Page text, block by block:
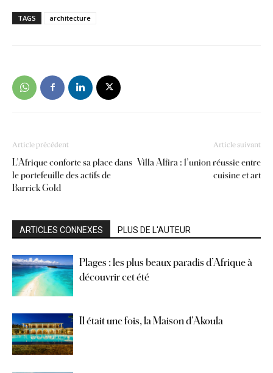
TAGS architecture
Article précédent
L’Afrique conforte sa place dans
le portefeuille des actifs de
Barrick Gold
Article suivant
Villa Alfira : l’union réussie entre
cuisine et art
ARTICLES CONNEXES PLUS DE L'AUTEUR
Plages : les plus beaux paradis d’Afrique à
découvrir cet été
Il était une fois, la Maison d’Akoula